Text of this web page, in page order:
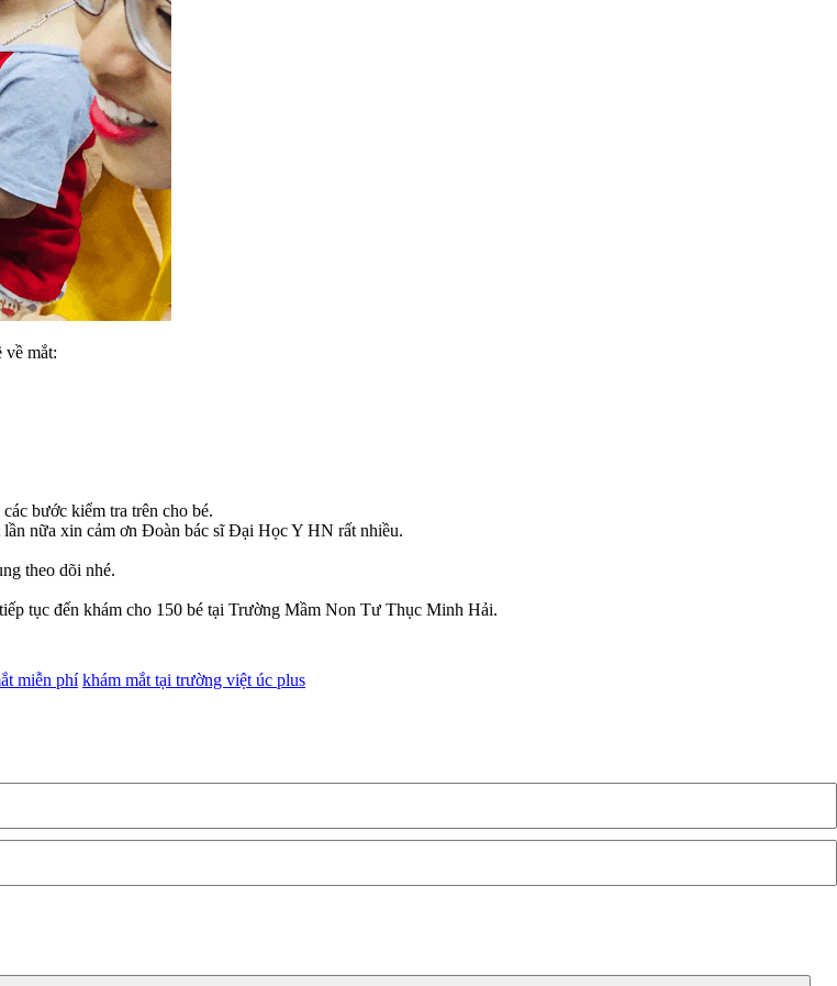
về mắt:
bước kiểm tra trên cho bé.
nữa xin cảm ơn Đoàn bác sĩ Đại Học Y HN rất nhiều.
theo dõi nhé.
tục đến khám cho 150 bé tại Trường Mầm Non Tư Thục Minh Hải.
miễn phí khám mắt tại trường việt úc plus